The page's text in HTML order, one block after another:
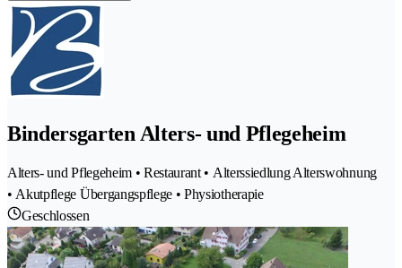
Bindersgarten Alters- und Pflegeheim
Alters- und Pflegeheim • Restaurant • Alterssiedlung Alterswohnung
• Akutpflege Übergangspflege • Physiotherapie
Geschlossen